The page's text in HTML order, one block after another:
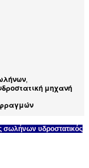
,
μηχανή
φραγμών
σωλήνων υδροστατικός